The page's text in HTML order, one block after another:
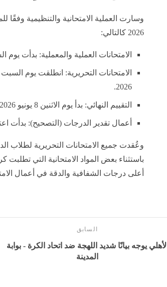
و​سارت العملية الامتحانية والتنظيمية وفقًا
2026 كالتالي:
​الامتحانات العملية والمعملية: بدأت يوم السبت 16
2026.
​التقييم النهائي: بدأ يوم الاثنين 8 يونيو 2026 وفقًا لطبيعة كل نوعية.
أعمال تقدير الدرجات (التصحيح): بدأت اعتبارًا
باستثناء بعض المواد الامتحانية التي
أعلى درجات الشفافية والدقة في أعمال
السابق
الأهلي يوجه بيانًا شديد اللهجة ضد اتحاد الكرة - بوابة
المدينة